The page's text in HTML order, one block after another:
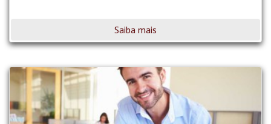
Saiba mais